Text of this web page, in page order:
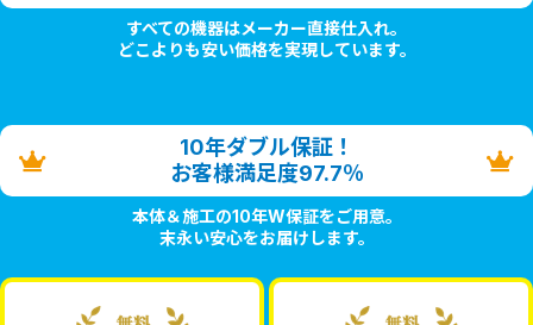
すべての機器はメーカー直接仕入れ。
どこよりも安い価格を実現しています。
10年ダブル保証！
お客様満足度97.7％
本体＆施工の10年W保証をご用意。
末永い安心をお届けします。